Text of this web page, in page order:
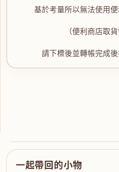
基於考量所以無法使用
（便利商店取
請下標後並轉帳完成
一起帶回的小物